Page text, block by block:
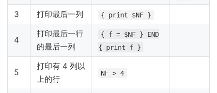
3 打印最后一列 { print $NF }
4
打印最后一行
的最后一列
{ f = $NF } END
{ print f }
5
打印有 4 列以
上的行
NF > 4